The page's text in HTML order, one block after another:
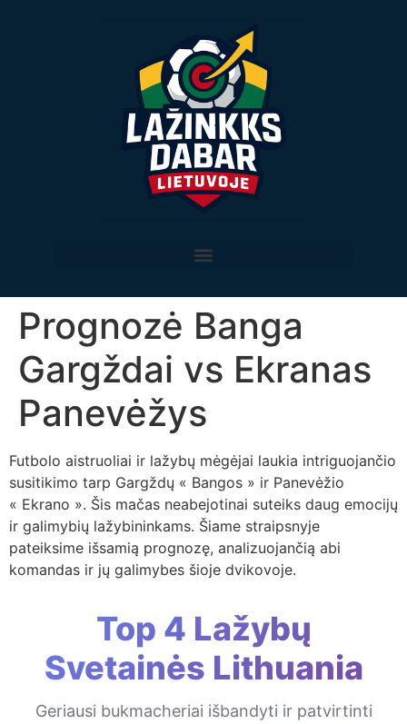
Prognozė Banga
Gargždai vs Ekranas
Panevėžys
Futbolo aistruoliai ir lažybų mėgėjai laukia intriguojančio
susitikimo tarp Gargždų « Bangos » ir Panevėžio
« Ekrano ». Šis mačas neabejotinai suteiks daug emocijų
ir galimybių lažybininkams. Šiame straipsnyje
pateiksime išsamią prognozę, analizuojančią abi
komandas ir jų galimybes šioje dvikovoje.
Top 4 Lažybų
Svetainės Lithuania
Geriausi bukmacheriai išbandyti ir patvirtinti